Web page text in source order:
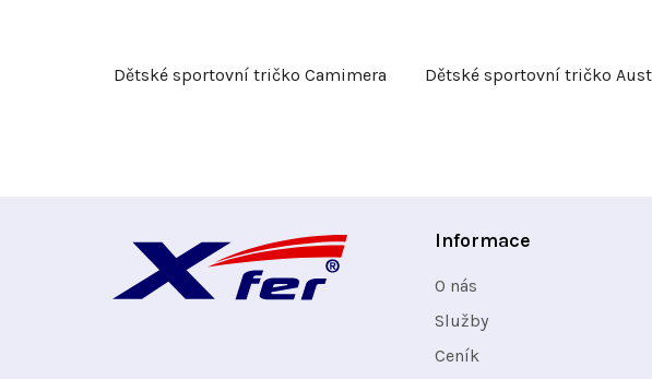
Dětské sportovní tričko Camimera Dětské sportovní tričko
Informace
O nás
Služby
Ceník